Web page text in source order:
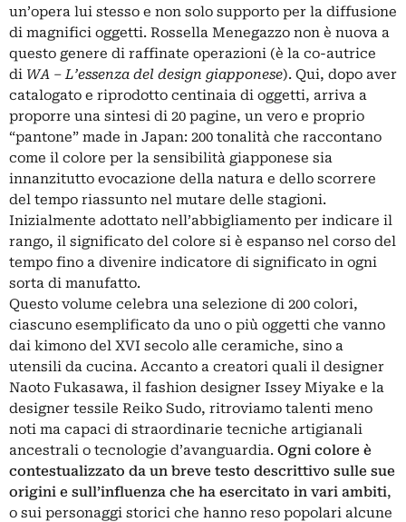
un’opera lui stesso e non solo supporto per la diffusione
di magnifici oggetti. Rossella Menegazzo non è nuova a
questo genere di raffinate operazioni (è la co-autrice
di WA ‒ L’essenza del design giapponese). Qui, dopo aver
catalogato e riprodotto centinaia di oggetti, arriva a
proporre una sintesi di 20 pagine, un vero e proprio
“pantone” made in Japan: 200 tonalità che raccontano
come il colore per la sensibilità giapponese sia
innanzitutto evocazione della natura e dello scorrere
del tempo riassunto nel mutare delle stagioni.
Inizialmente adottato nell’abbigliamento per indicare il
rango, il significato del colore si è espanso nel corso del
tempo fino a divenire indicatore di significato in ogni
sorta di manufatto.
Questo volume celebra una selezione di 200 colori,
ciascuno esemplificato da uno o più oggetti che vanno
dai kimono del XVI secolo alle ceramiche, sino a
utensili da cucina. Accanto a creatori quali il designer
Naoto Fukasawa, il fashion designer Issey Miyake e la
designer tessile Reiko Sudo, ritroviamo talenti meno
noti ma capaci di straordinarie tecniche artigianali
ancestrali o tecnologie d’avanguardia. Ogni colore è
contestualizzato da un breve testo descrittivo sulle sue
origini e sull’influenza che ha esercitato in vari ambiti,
o sui personaggi storici che hanno reso popolari alcune